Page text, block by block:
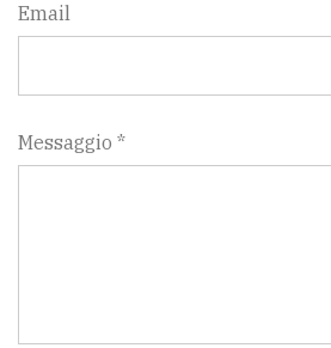
Email
Messaggio *